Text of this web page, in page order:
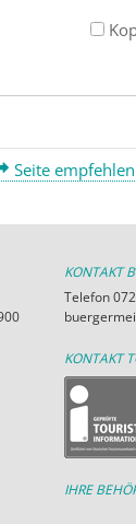
Seite empfehlen
KONTAKT
Telefon
KONTAKT
IHRE